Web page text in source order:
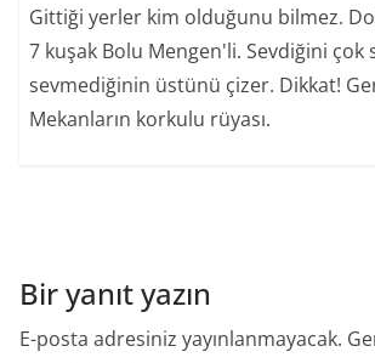
Gittiği yerler kim olduğunu bilmez.
7 kuşak Bolu Mengen'li. Sevdiğini çok
sevmediğinin üstünü çizer. Dikkat!
Mekanların korkulu rüyası.
Bir yanıt yazın
E-posta adresiniz yayınlanmayacak.